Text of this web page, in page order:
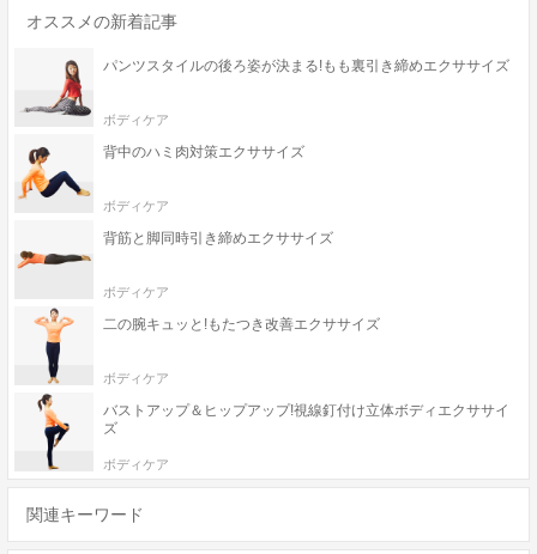
オススメの新着記事
パンツスタイルの後ろ姿が決まる!もも裏引き締めエクササイズ
ボディケア
背中のハミ肉対策エクササイズ
ボディケア
背筋と脚同時引き締めエクササイズ
ボディケア
二の腕キュッと!もたつき改善エクササイズ
ボディケア
バストアップ＆ヒップアップ!視線釘付け立体ボディエクササイ
ズ
ボディケア
関連キーワード